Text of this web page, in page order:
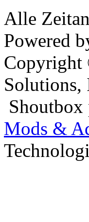
Alle
Powered
Copyright
Solutions,
Mods &